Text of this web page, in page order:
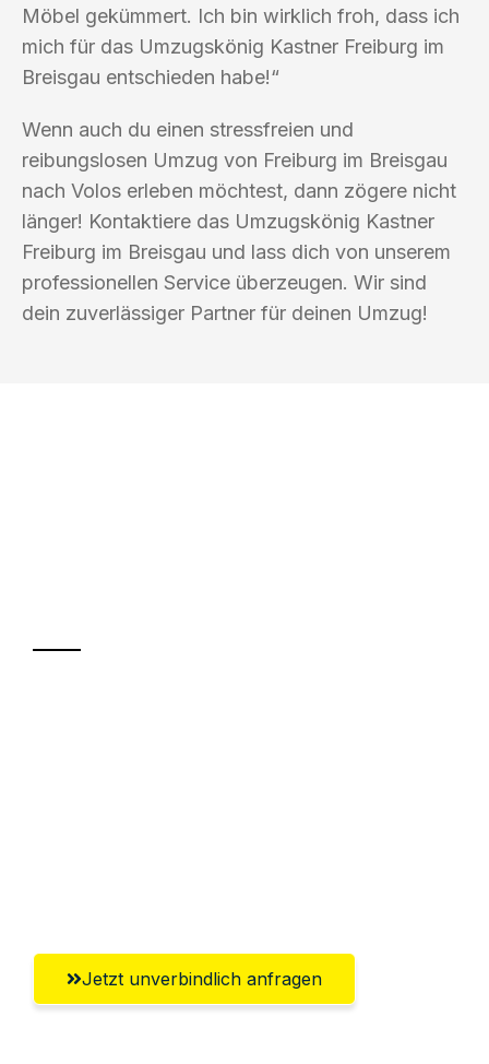
Möbel gekümmert. Ich bin wirklich froh, dass ich
mich für das Umzugskönig Kastner Freiburg im
Breisgau entschieden habe!“
Wenn auch du einen stressfreien und
reibungslosen Umzug von Freiburg im Breisgau
nach Volos erleben möchtest, dann zögere nicht
länger! Kontaktiere das Umzugskönig Kastner
Freiburg im Breisgau und lass dich von unserem
professionellen Service überzeugen. Wir sind
dein zuverlässiger Partner für deinen Umzug!
Jetzt unverbindlich anfragen